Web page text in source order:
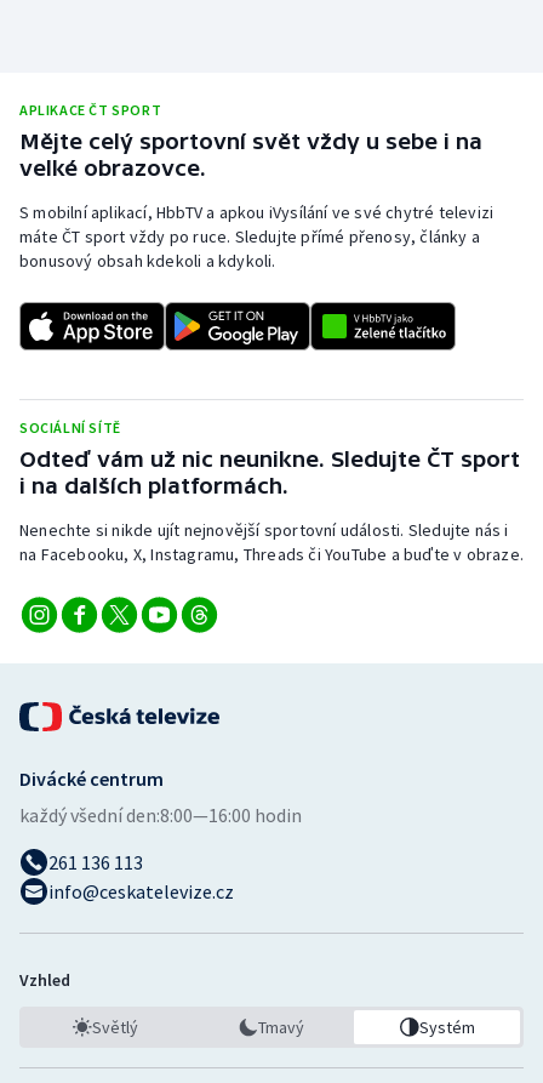
APLIKACE ČT SPORT
Mějte celý sportovní svět vždy u sebe i na
velké obrazovce.
S mobilní aplikací, HbbTV a apkou iVysílání ve své chytré televizi
máte ČT sport vždy po ruce. Sledujte přímé přenosy, články a
bonusový obsah kdekoli a kdykoli.
SOCIÁLNÍ SÍTĚ
Odteď vám už nic neunikne. Sledujte ČT sport
i na dalších platformách.
Nenechte si nikde ujít nejnovější sportovní události. Sledujte nás i
na Facebooku, X, Instagramu, Threads či YouTube a buďte v obraze.
Divácké centrum
každý všední den:8:00—16:00 hodin
261 136 113
info@ceskatelevize.cz
Vzhled
Světlý Tmavý Systém